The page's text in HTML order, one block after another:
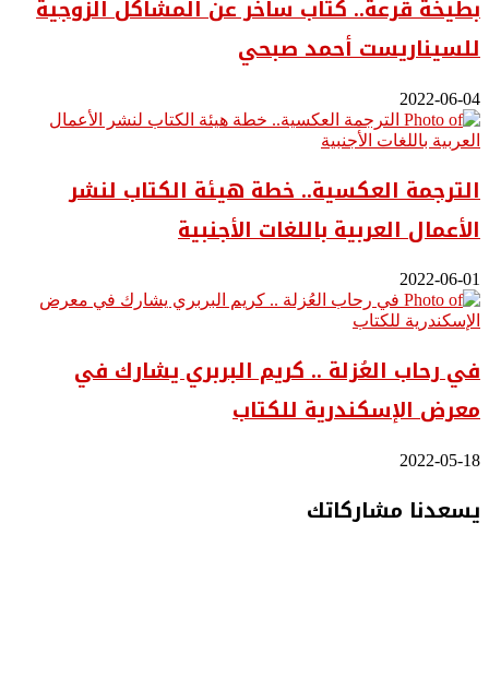
بطيخة قرعة.. كتاب ساخر عن المشاكل الزوجية
للسيناريست أحمد صبحي
2022-06-04
الترجمة العكسية.. خطة هيئة الكتاب لنشر
الأعمال العربية باللغات الأجنبية
2022-06-01
في رحاب العُزلة .. كريم البربري يشارك في
معرض الإسكندرية للكتاب
2022-05-18
يسعدنا مشاركاتك